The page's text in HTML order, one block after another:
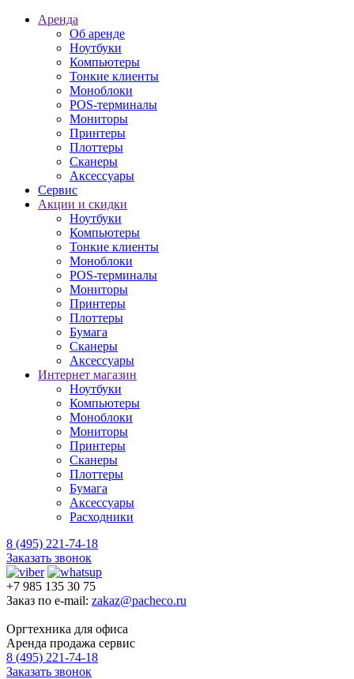
Аренда
Об аренде
Ноутбуки
Компьютеры
Тонкие клиенты
Моноблоки
POS-терминалы
Мониторы
Принтеры
Плоттеры
Сканеры
Аксессуары
Сервис
Акции и скидки
Ноутбуки
Компьютеры
Тонкие клиенты
Моноблоки
POS-терминалы
Мониторы
Принтеры
Плоттеры
Бумага
Сканеры
Аксессуары
Интернет магазин
Ноутбуки
Компьютеры
Моноблоки
Мониторы
Принтеры
Сканеры
Плоттеры
Бумага
Аксессуары
Расходники
8 (495) 221-74-18
Заказать звонок
+7 985 135 30 75
Заказ по e-mail: zakaz@pacheco.ru
Оргтехника для офиса
Аренда продажа сервис
8 (495) 221-74-18
Заказать звонок